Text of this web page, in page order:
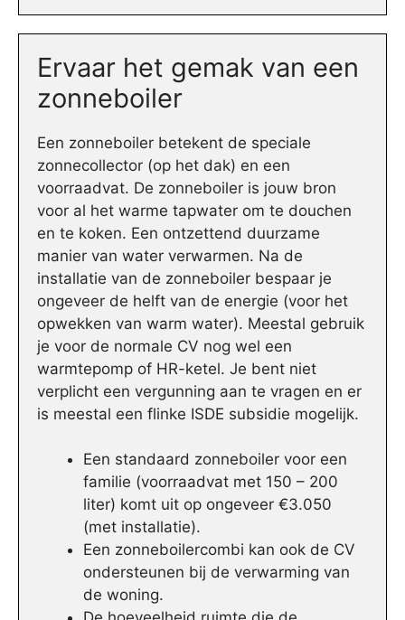
Ervaar het gemak van een
zonneboiler
Een zonneboiler betekent de speciale
zonnecollector (op het dak) en een
voorraadvat. De zonneboiler is jouw bron
voor al het warme tapwater om te douchen
en te koken. Een ontzettend duurzame
manier van water verwarmen. Na de
installatie van de zonneboiler bespaar je
ongeveer de helft van de energie (voor het
opwekken van warm water). Meestal gebruik
je voor de normale CV nog wel een
warmtepomp of HR-ketel. Je bent niet
verplicht een vergunning aan te vragen en er
is meestal een flinke ISDE subsidie mogelijk.
Een standaard zonneboiler voor een
familie (voorraadvat met 150 – 200
liter) komt uit op ongeveer €3.050
(met installatie).
Een zonneboilercombi kan ook de CV
ondersteunen bij de verwarming van
de woning.